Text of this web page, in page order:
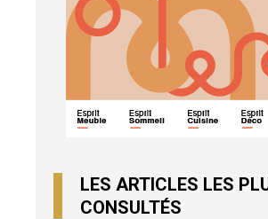
LES ARTICLES LES
CONSULTÉS